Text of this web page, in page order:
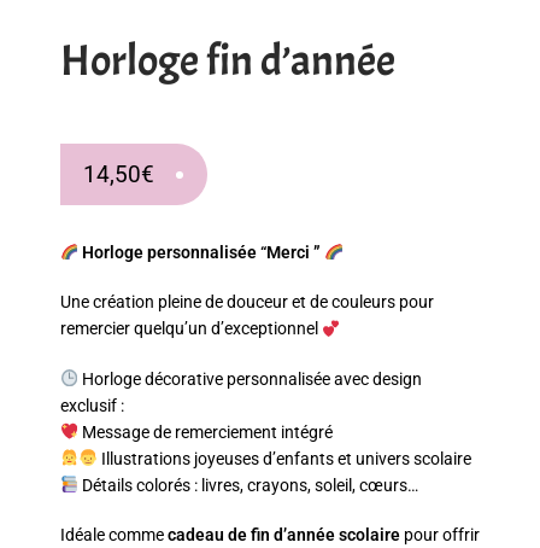
Mon panierHorloge fin d’année
14,50€
Horloge personnalisée “Merci ”
Une création pleine de douceur et de couleurs pour
remercier quelqu’un d’exceptionnel
Horloge décorative personnalisée avec design
exclusif :
Message de remerciement intégré
Illustrations joyeuses d’enfants et univers scolaire
Détails colorés : livres, crayons, soleil, cœurs…
Idéale commecadeau de fin d’année scolairepour offrir